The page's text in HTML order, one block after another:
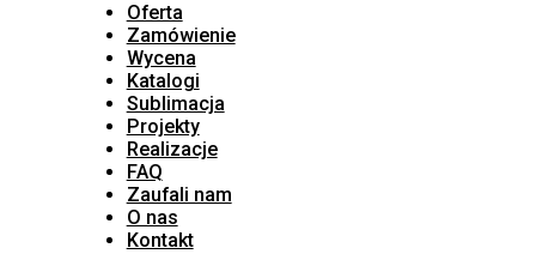
Oferta
Zamówienie
Wycena
Katalogi
Sublimacja
Projekty
Realizacje
FAQ
Zaufali nam
O nas
Kontakt